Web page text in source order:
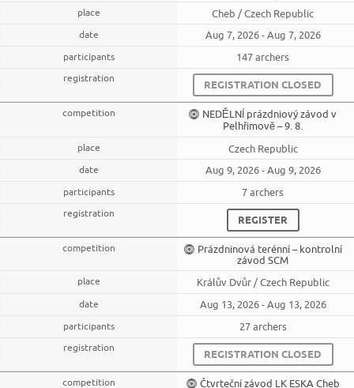
Cheb / Czech Republic
Aug 7, 2026 - Aug 7, 2026
147 archers
REGISTRATION CLOSED
NEDĚLNÍ prázdniový závod v
Pelhřimově – 9. 8.
Czech Republic
Aug 9, 2026 - Aug 9, 2026
7 archers
REGISTER
Prázdninová terénní – kontrolní
závod SCM
Králův Dvůr / Czech Republic
Aug 13, 2026 - Aug 13, 2026
27 archers
REGISTRATION CLOSED
Čtvrteční závod LK ESKA Cheb